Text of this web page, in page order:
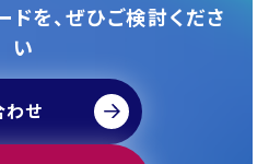
を、ぜひご検討くださ
い
わせ